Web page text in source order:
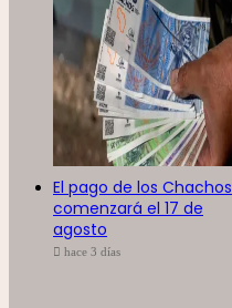
El pago de los Chachos
comenzará el 17 de
agosto
hace 3 días